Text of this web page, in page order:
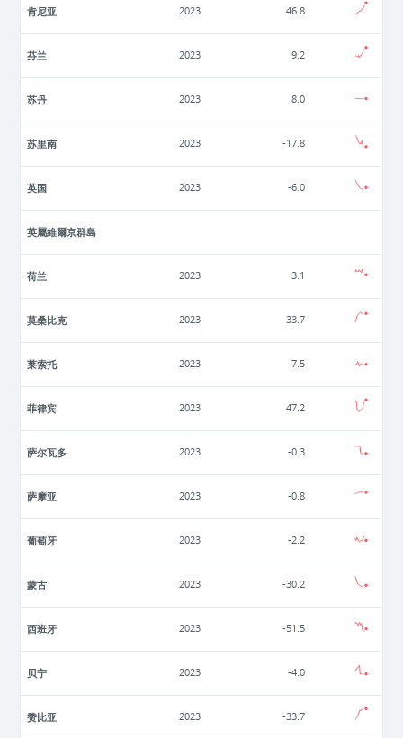
肯尼亚 2023 46.8
芬兰 2023 9.2
苏丹 2023 8.0
苏里南 2023 -17.8
英国 2023 -6.0
英屬維爾京群島
荷兰 2023 3.1
莫桑比克 2023 33.7
莱索托 2023 7.5
菲律宾 2023 47.2
萨尔瓦多 2023 -0.3
萨摩亚 2023 -0.8
葡萄牙 2023 -2.2
蒙古 2023 -30.2
西班牙 2023 -51.5
贝宁 2023 -4.0
赞比亚 2023 -33.7